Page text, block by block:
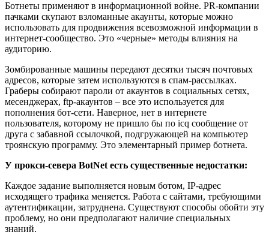
Ботнеты применяют в информационной войне. РR-компании
пачками скупают взломанные акаунты, которые можно
использовать для продвижения всевозможной информации в
интернет-сообщество. Это «черные» методы влияния на
аудиторию.
Зомбированные машины передают десятки тысяч почтовых
адресов, которые затем используются в спам-рассылках.
Граберы собирают пароли от акаунтов в социальных сетях,
месенджерах, ftp-акаунтов – все это используется для
пополнения бот-сети. Наверное, нет в интернете
пользователя, которому не пришло бы по icq сообщение от
друга с забавной ссылочкой, подгружающей на компьютер
троянскую программу. Это элементарный пример ботнета.
У прокси-севера BotNet есть существенные недостатки:
Каждое задание выполняется новым ботом, IP-адрес
исходящего трафика меняется. Работа с сайтами, требующими
аутентификации, затруднена. Существуют способы обойти эту
проблему, но они предполагают наличие специальных
знаний.